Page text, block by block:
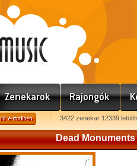
3422 zenekar 12339
Dead Monuments